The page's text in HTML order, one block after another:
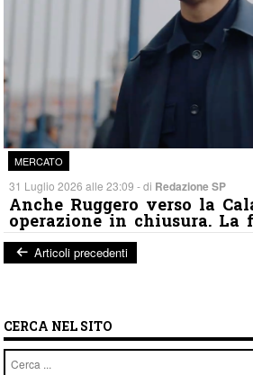
MERCATO
31 Luglio 2026 alle 23:09 - di Redazione SP
Anche Ruggero verso la
operazione in chiusura. La
Articoli precedenti
CERCA NEL SITO
Cerca